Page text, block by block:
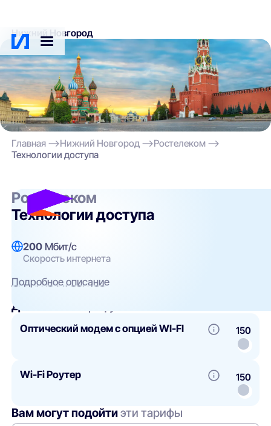
Нижний Новгород
Главная Нижний Новгород
Ростелеком
Технологии доступа
Ростелеком
Технологии доступа
200 Мбит/с
Скорость интернета
Подробное описание
Добавить
Оптический модем с опцией WI-FI 150
Wi-Fi Роутер 150
Вам могут подойтиэти тарифы